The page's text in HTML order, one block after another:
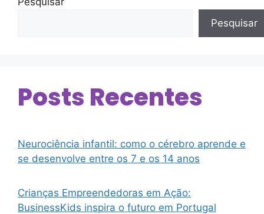
Pesquisar
Posts Recentes
Neurociência infantil: como o cérebro aprende e
se desenvolve entre os 7 e os 14 anos
Crianças Empreendedoras em Ação:
BusinessKids inspira o futuro em Portugal